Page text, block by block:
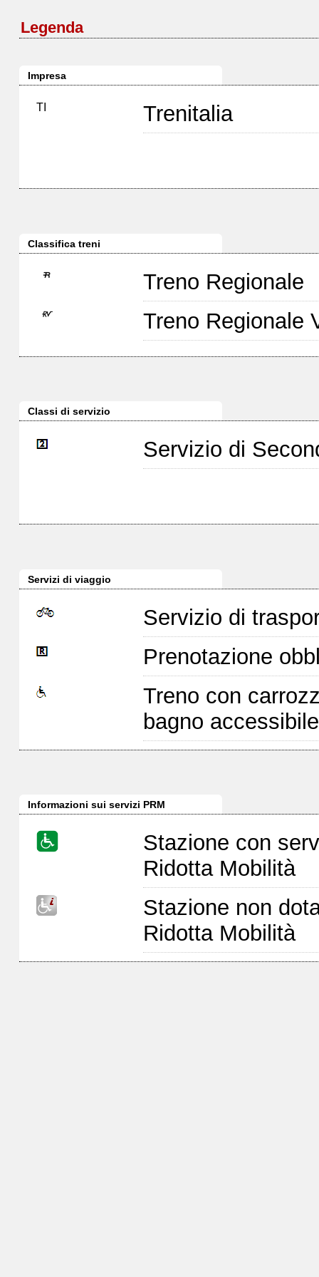
Legenda
Impresa
TI Trenitalia
Classifica treni
Treno Regionale
Treno Regionale
Classi di servizio
Servizio di
Servizi di viaggio
Servizio di
Prenotazione
Treno con
bagno
Informazioni sui servizi PRM
Stazione con
Ridotta Mobilità
Stazione non
Ridotta Mobilità